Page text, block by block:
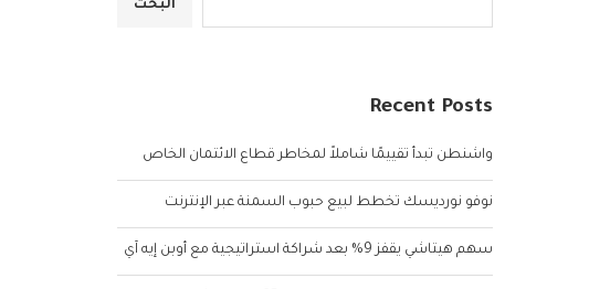
البحث
Recent Posts
واشنطن تبدأ تقييمًا شاملاً لمخاطر قطاع الائتمان الخاص
نوفو نورديسك تخطط لبيع حبوب السمنة عبر الإنترنت
سهم هيتاشي يقفز 9% بعد شراكة استراتيجية مع أوبن إيه آي